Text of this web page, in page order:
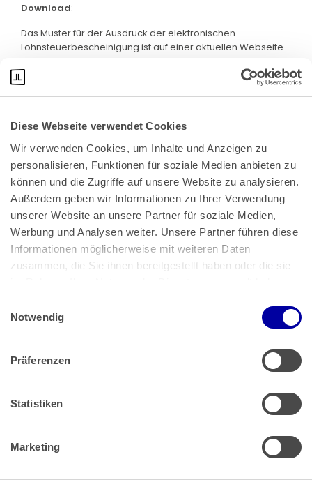
Diese Webseite verwendet Cookies
Wir verwenden Cookies, um Inhalte und Anzeigen zu
personalisieren, Funktionen für soziale Medien anbieten zu
können und die Zugriffe auf unsere Website zu analysieren.
Außerdem geben wir Informationen zu Ihrer Verwendung
unserer Website an unsere Partner für soziale Medien,
Werbung und Analysen weiter. Unsere Partner führen diese
Informationen möglicherweise mit weiteren Daten
zusammen, die Sie ihnen bereitgestellt haben oder die sie
im Rahmen Ihrer Nutzung der Dienste gesammelt haben.
Impressum
Notwendig
Präferenzen
Statistiken
Marketing
Download:
Das Muster für der Ausdruck der elektronischen
Lohnsteuerbescheinigung ist auf einer aktuellen Webseite
Bundeskanzlerplatz 2
53113 Bonn
Pressemitteilungen|AGB
Impressum|Datenschutz
Muster Widerrufsformular (PDF)
Barrierefreiheit